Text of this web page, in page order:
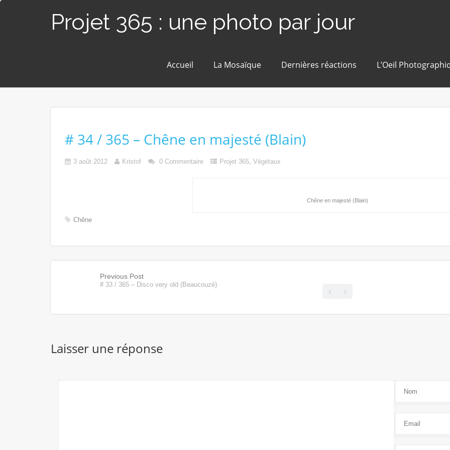
Projet 365 : une photo par jour
Accueil La Mosaïque Dernières réactions L’Oeil
# 34 / 365 – Chêne en majesté (Blain)
3 août 2012 Kristof 0 Commentaire Projet 365,Végétaux
Chêne en majesté (Blain)
Chêne
Previous Post
# 33 / 365 – Disco very old (Beaucouzé)
Laisser une réponse